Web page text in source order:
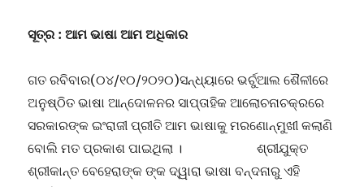
ସୂତ୍ର : ଆମ ଭାଷା ଆମ ଅଧିକାର
ଗତ ରବିବାର(୦୪/୧୦/୨୦୨୦)ସନ୍ଧ୍ୟାରେ ଭର୍ଚୁଆଲ ଶୈଳୀରେ
ଅନୁଷ୍ଠିତ ଭାଷା ଆନ୍ଦୋଳନର ସାପ୍ତାହିକ ଆଲୋଚନାଚକ୍ରରେ
ସରକାରଙ୍କ ଇଂରାଜୀ ପ୍ରୀତି ଆମ ଭାଷାକୁ ମରଣୋନ୍ମୁଖୀ କଲାଣି
ବୋଲି ମତ ପ୍ରକାଶ ପାଇଥିଲା । ଶ୍ରୀଯୁକ୍ତ
ଶ୍ରୀକାନ୍ତ ବେହେରାଙ୍କ ଙ୍କ ଦ୍ୱାରା ଭାଷା ବନ୍ଦନାରୁ ଏହି